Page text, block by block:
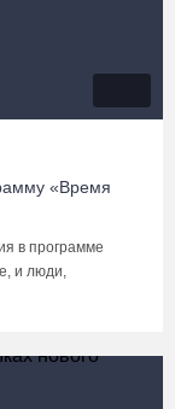
«Время
в программе
и люди,